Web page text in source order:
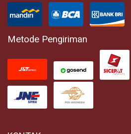
Metode Pengiriman